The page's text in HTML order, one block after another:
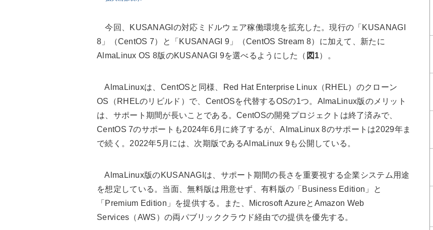
今回、KUSANAGIの対応ミドルウェア稼働環境を拡充した。現行の「KUSANAGI
8」（CentOS 7）と「KUSANAGI 9」（CentOS Stream 8）に加えて、新たに
AlmaLinux OS 8版のKUSANAGI 9を選べるようにした（ 図1）。
AlmaLinuxは、CentOSと同様、 Red Hat Enterprise Linux（RHEL） のクローン
OS（RHELのリビルド）で、CentOSを代替するOSの1つ。AlmaLinux版のメリット
は、サポート期間が長いことである。CentOSの開発プロジェクトは終了済みで、
CentOS 7のサポートも2024年6月に終了するが、AlmaLinux 8のサポートは2029年ま
で続く。2022年5月には、次期版であるAlmaLinux 9も公開している。
AlmaLinux版のKUSANAGIは、サポート期間の長さを重要視する企業システム用途
を想定している。当面、無料版は用意せず、有料版の「Business Edition」と
「Premium Edition」を提供する。また、Microsoft AzureとAmazon Web
Services（AWS）の両パブリッククラウド経由での提供を優先する。